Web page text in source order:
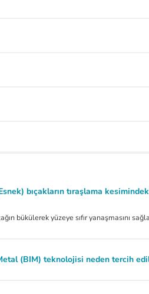
bıçakların tıraşlama
bükülerek yüzeye sıfır yanaşmasını
(BIM) teknolojisi neden tercih